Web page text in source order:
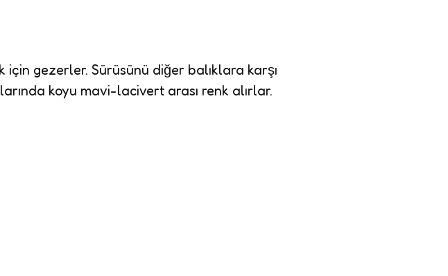
gezerler. Sürüsünü diğer balıklara karşı
koyu mavi-lacivert arası renk alırlar.